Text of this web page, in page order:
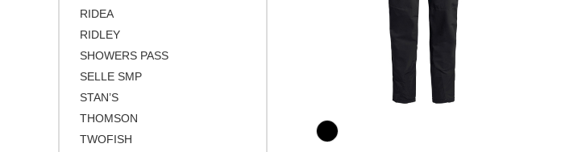
RIDEA
RIDLEY
SHOWERS PASS
SELLE SMP
STAN’S
THOMSON
TWOFISH